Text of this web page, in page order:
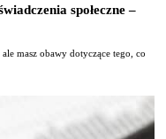
społeczne –
masz obawy dotyczące tego, co